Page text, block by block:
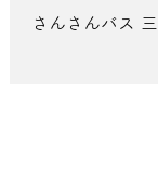
さんさんバス